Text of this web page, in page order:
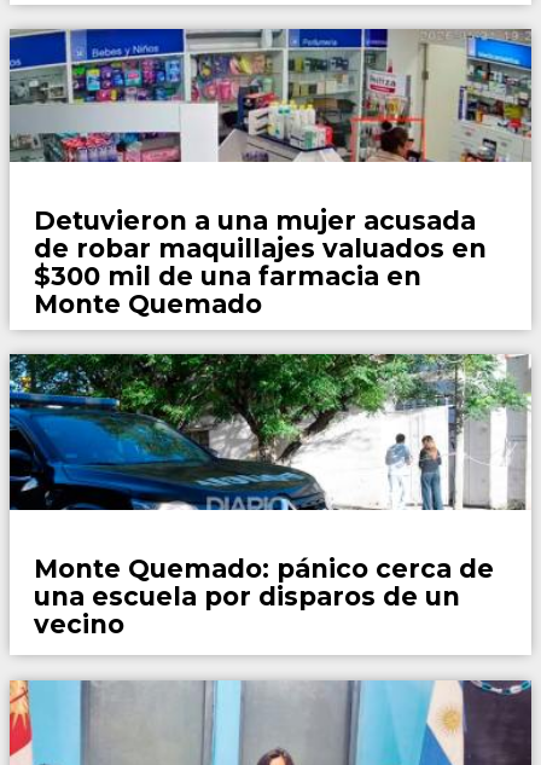
Detuvieron a una mujer acusada
de robar maquillajes valuados en
$300 mil de una farmacia en
Monte Quemado
Monte Quemado: pánico cerca de
una escuela por disparos de un
vecino